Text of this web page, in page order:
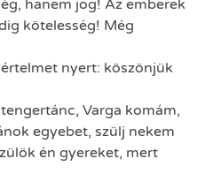
hanem jog! Az emberek
kötelesség! Még
nyert: köszönjük
Varga komám,
egyebet, szülj nekem
én gyereket, mert